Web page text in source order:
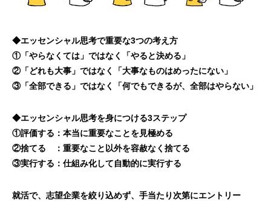
◆エッセンシャル思考で重要な3つの考え方
①「やらなくては」ではなく「やると決める」
②「どれも大事」ではなく「大事なものはめったにない」
③「全部できる」ではなく「何でもできるが、全部はやらない」
◆エッセンシャル思考を身につける3ステップ
①評価する：本当に重要なことを見極める
②捨てる ：重要なこと以外を容赦なく捨てる
③実行する：仕組み化して自動的に実行する
就活で、志望企業を絞り込めず、手当たり次第にエントリー